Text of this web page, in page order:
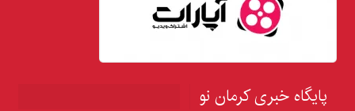
پایگاه خبری کرمان نو